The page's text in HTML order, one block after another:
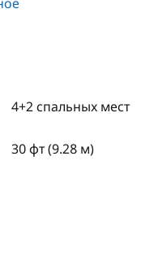
4+2 спальныx мест
30 фт (9.28 м)